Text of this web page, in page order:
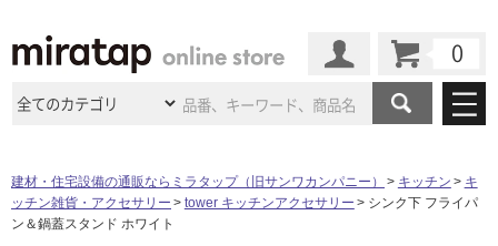
商品カテゴリ
洗面所・水回り 施工事例
建材・住宅設備の通販ならミラタップ（旧サンワカンパニー） キッチン
キ
ッチン雑貨・アクセサリー
tower キッチンアクセサリー
シンク下 フライパ
ン＆鍋蓋スタンド ホワイト